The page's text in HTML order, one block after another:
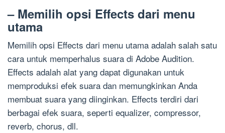
– Memilih opsi Effects dari menu
utama
Memilih opsi Effects dari menu utama adalah salah satu
cara untuk memperhalus suara di Adobe Audition.
Effects adalah alat yang dapat digunakan untuk
memproduksi efek suara dan memungkinkan Anda
membuat suara yang diinginkan. Effects terdiri dari
berbagai efek suara, seperti equalizer, compressor,
reverb, chorus, dll.